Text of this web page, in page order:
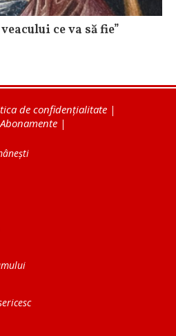
ce va să fie”
de confidențialitate |
Abonamente |